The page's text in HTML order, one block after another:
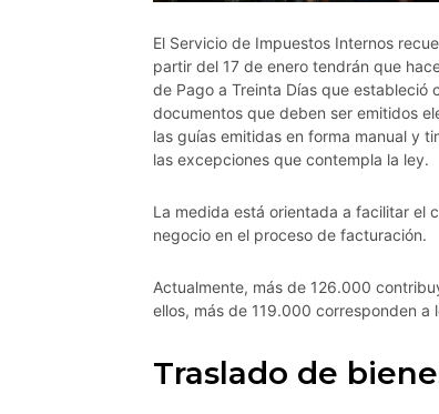
El Servicio de Impuestos Internos
partir del 17 de enero tendrán que
de Pago a Treinta Días que estableció
documentos que deben ser emitidos
las guías emitidas en forma manual y
las excepciones que contempla la ley.
La medida está orientada a facilitar el
negocio en el proceso de facturación.
Actualmente, más de 126.000
ellos, más de 119.000 corresponden a
Traslado de